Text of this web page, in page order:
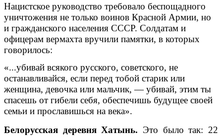
Нацистское руководство требовало беспощадного
уничтожения не только воинов Красной Армии, но
и гражданского населения СССР. Солдатам и
офицерам вермахта вручили памятки, в которых
говорилось:
«...убивай всякого русского, советского, не
останавливайся, если перед тобой старик или
женщина, девочка или мальчик, — убивай, этим ты
спасешь от гибели себя, обеспечишь будущее своей
семьи и прославишься на века».
Белорусская деревня Хатынь. Это было так: 22